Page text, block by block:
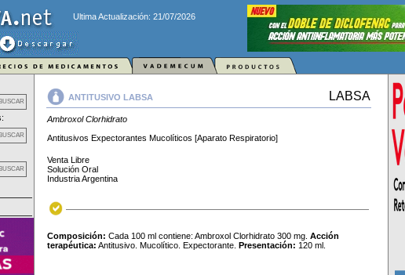
Ultima Actualización: 21/07/2026
ANTITUSIVO LABSA LABSA
Ambroxol Clorhidrato
Antitusivos Expectorantes Mucolíticos [Aparato Respiratorio]
Venta Libre
Solución Oral
Industria Argentina
Composición: Cada 100 ml contiene: Ambroxol Clorhidrato 300 mg. Acción
terapéutica: Antitusivo. Mucolítico. Expectorante. Presentación: 120 ml.